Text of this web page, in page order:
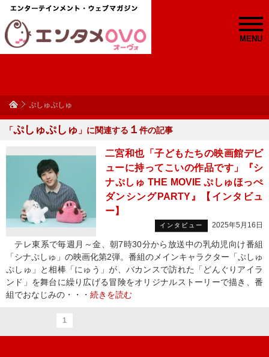
MENU
ぷしゅぷしゅ
「ぷしゅぷしゅ 」に関連する １ 件の記事
二宮和也「子どもたちの映画館デビ
ューに持ってこいの作品です」『シ
ナぷしゅ THE MOVIE ぷしゅほっぺ
ダンシングPARTY』【インタビュ
ー】
インタビュー 2025年5月16日
テレ東系で毎週月～金、朝7時30分から放送中の乳幼児向け番組
「シナぷしゅ」の映画化第2弾。番組のメインキャラクター「ぷしゅ
ぷしゅ」と相棒「にゅう」が、バカンスで訪れた「どんぐりアイラ
ンド」を舞台に繰り広げる冒険をオリジナルストーリーで描き、番
組でおなじみの・・・ 続きを読む
1